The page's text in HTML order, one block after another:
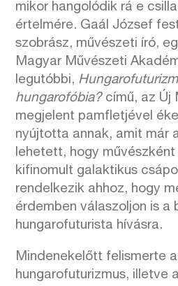
mikor hangolódik rá e
értelmére. Gaál József
szobrász, művészeti író,
Magyar Művészeti
legutóbbi,
hungarofóbia? című, az Új
megjelent pamfletjével
nyújtotta annak, amit már
lehetett, hogy
kifinomult galaktikus
rendelkezik ahhoz, hogy
érdemben válaszoljon is a
hungarofuturista hívásra.
Mindenekelőtt felismerte
hungarofuturizmus, illetve